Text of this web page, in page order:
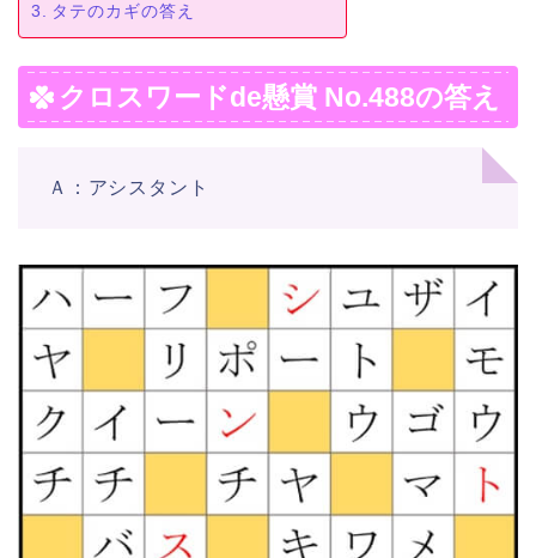
タテのカギの答え
クロスワードde懸賞 No.488の答え
Ａ：アシスタント